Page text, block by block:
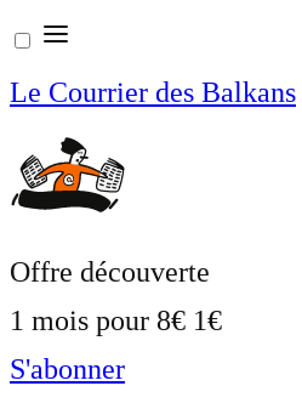
Aller
au
contenu
Le Courrier des Balkans
Offre découverte
1 mois pour 8€ 1€
S'abonner